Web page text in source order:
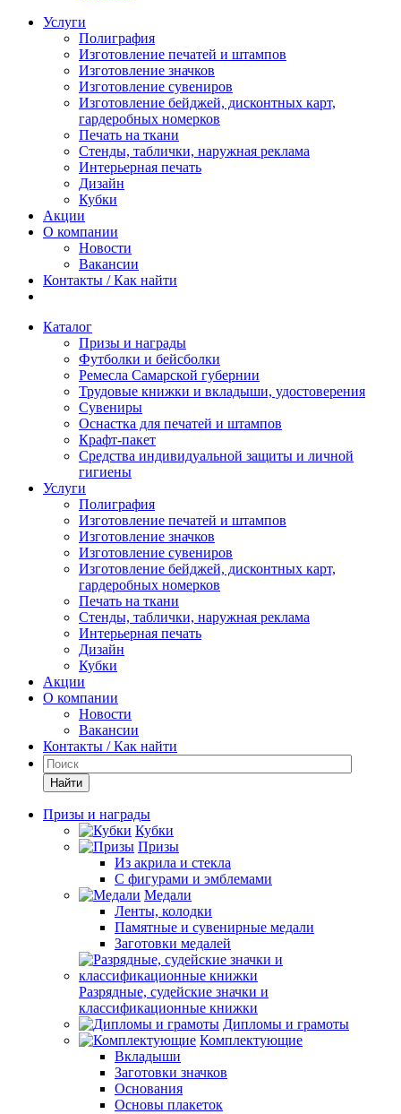
Услуги
Полиграфия
Изготовление печатей и штампов
Изготовление значков
Изготовление сувениров
Изготовление бейджей, дисконтных карт,
гардеробных номерков
Печать на ткани
Стенды, таблички, наружная реклама
Интерьерная печать
Дизайн
Кубки
Акции
О компании
Новости
Вакансии
Контакты / Как найти
Каталог
Призы и награды
Футболки и бейсболки
Ремесла Самарской губернии
Трудовые книжки и вкладыши, удостоверения
Сувениры
Оснастка для печатей и штампов
Крафт-пакет
Средства индивидуальной защиты и личной
гигиены
Услуги
Полиграфия
Изготовление печатей и штампов
Изготовление значков
Изготовление сувениров
Изготовление бейджей, дисконтных карт,
гардеробных номерков
Печать на ткани
Стенды, таблички, наружная реклама
Интерьерная печать
Дизайн
Кубки
Акции
О компании
Новости
Вакансии
Контакты / Как найти
Найти
Призы и награды
Кубки
Призы
Из акрила и стекла
С фигурами и эмблемами
Медали
Ленты, колодки
Памятные и сувенирные медали
Заготовки медалей
Разрядные, судейские значки и
классификационные книжки
Дипломы и грамоты
Комплектующие
Вкладыши
Заготовки значков
Основания
Основы плакеток